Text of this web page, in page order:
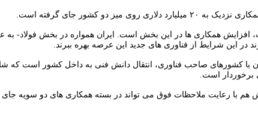
کشور جای گرفته است.
افزایش همکاری ها در این بخش است. ایران همواره در بخش فولاد-
این شرایط از فناوری های جدید این عرصه بهره ببرند.
با کشورهای صاحب فناوری،‌ انتقال دانش فنی به داخل کشور است که
برخوردار است.
هم با رعایت ملاحظات فوق می تواند در بسته همکاری های دو سویه